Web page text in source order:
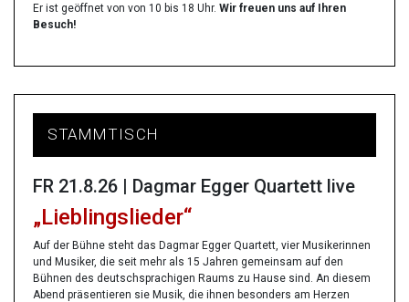
Er ist geöffnet von von 10 bis 18 Uhr. Wir freuen uns auf Ihren
Besuch!
STAMMTISCH
FR 21.8.26 | Dagmar Egger Quartett live
„Lieblingslieder“
Auf der Bühne steht das Dagmar Egger Quartett, vier Musikerinnen
und Musiker, die seit mehr als 15 Jahren gemeinsam auf den
Bühnen des deutschsprachigen Raums zu Hause sind. An diesem
Abend präsentieren sie Musik, die ihnen besonders am Herzen